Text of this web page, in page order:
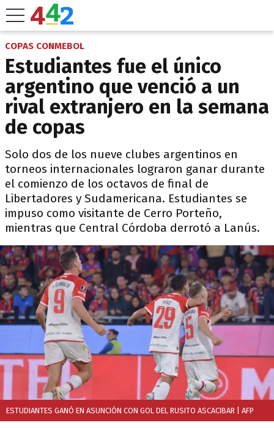
COPAS CONMEBOL
Estudiantes fue el único
argentino que venció a un
rival extranjero en la semana
de copas
Solo dos de los nueve clubes argentinos en
torneos internacionales lograron ganar durante
el comienzo de los octavos de final de
Libertadores y Sudamericana. Estudiantes se
impuso como visitante de Cerro Porteño,
mientras que Central Córdoba derrotó a Lanús.
ESTUDIANTES GANÓ EN ASUNCIÓN CON GOL DEL RUSITO ASCACIBAR | AFP